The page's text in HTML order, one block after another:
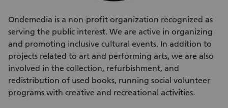
Ondemedia is a non-profit organization recognized as
serving the public interest. We are active in organizing
and promoting inclusive cultural events. In addition to
projects related to art and performing arts, we are also
involved in the collection, refurbishment, and
redistribution of used books, running social volunteer
programs with creative and recreational activities.